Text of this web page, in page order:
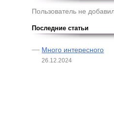
Пользователь не
Последние статьи
Много интересного
26.12.2024